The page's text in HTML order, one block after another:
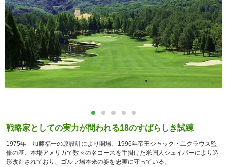
戦略家としての実力が問われる18のすばらしき試練
1975年 加藤福一の原設計により開場、1996年帝王ジャック・二クラウス監
修の基、本場アメリカで数々の名コースを手掛けた米国人シェイパーにより造
形改造されており、ゴルフ場本来の姿を忠実に守っている。